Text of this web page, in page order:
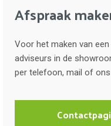
Afspraak
Voor het maken van
adviseurs in de
per telefoon, mail of